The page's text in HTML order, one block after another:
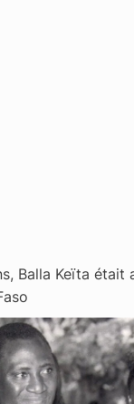
Balla Keïta était